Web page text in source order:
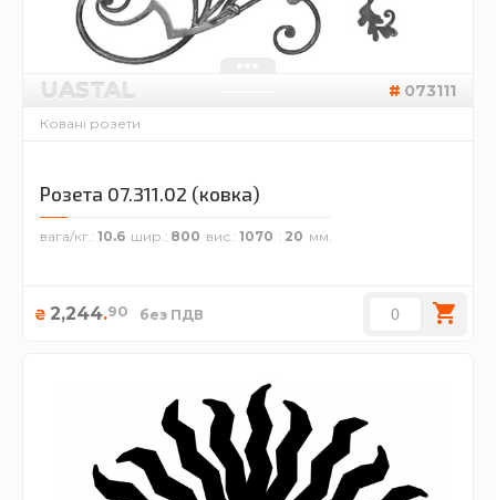
UASTAL 073111
Ковані розети
Розета 07.311.02 (ковка)
вага/кг. 10.6 шир. 800 вис. 1070 20
₴ 2,244.90 без ПДВ